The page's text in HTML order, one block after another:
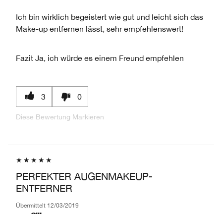
Ich bin wirklich begeistert wie gut und leicht sich das
Make-up entfernen lässt, sehr empfehlenswert!
Fazit Ja, ich würde es einem Freund empfehlen
3 0
Diese Bewertung Markieren
PERFEKTER AUGENMAKEUP-
ENTFERNER
Übermittelt 12/03/2019